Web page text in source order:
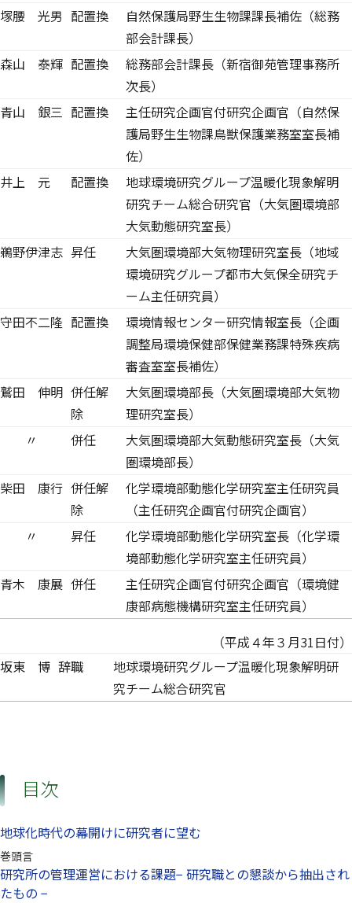
塚腰 光男 配置換
自然保護局野生生物課課長補佐（総務
部会計課長）
森山 泰輝 配置換
総務部会計課長（新宿御苑管理事務所
次長）
青山 銀三 配置換
主任研究企画官付研究企画官（自然保
護局野生生物課鳥獣保護業務室室長補
佐）
井上 元
配置換
地球環境研究グループ温暖化現象解明
研究チーム総合研究官（大気圏環境部
大気動態研究室長）
鵜野伊津志 昇任
大気圏環境部大気物理研究室長（地域
環境研究グループ都市大気保全研究チ
ーム主任研究員）
守田不二隆 配置換
環境情報センター研究情報室長（企画
調整局環境保健部保健業務課特殊疾病
審査室室長補佐）
鷲田 伸明 併任解
除
大気圏環境部長（大気圏環境部大気物
理研究室長）
〃
併任
大気圏環境部大気動態研究室長（大気
圏環境部長）
柴田 康行 併任解
除
化学環境部動態化学研究室主任研究員
（主任研究企画官付研究企画官）
〃
昇任
化学環境部動態化学研究室長（化学環
境部動態化学研究室主任研究員）
青木 康展 併任
主任研究企画官付研究企画官（環境健
康部病態機構研究室主任研究員）
（平成４年３月31日付）
坂東 博 辞職
地球環境研究グループ温暖化現象解明研
究チーム総合研究官
目次
地球化時代の幕開けに研究者に望む
巻頭言
研究所の管理運営における課題− 研究職との懇談から抽出され
たもの −